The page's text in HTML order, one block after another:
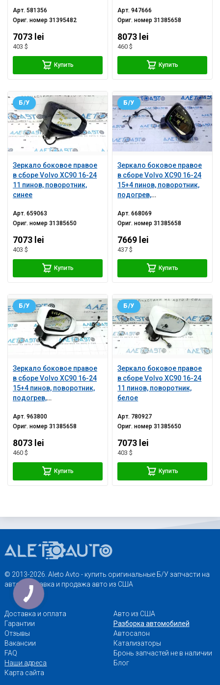
Арт.581356
Ориг. номер31395482
7073 lei
403 $
Купить
камера, белое, скол
Арт.947666
Ориг. номер31385658
8073 lei
460 $
Купить
Зеркало боковое правое
в сборе Volvo XC90 16-24
11 пинов, поворотник,
синее
Б/У
Арт.659063
Ориг. номер31385650
7073 lei
403 $
Купить
Зеркало боковое правое
в сборе Volvo XC90 16-24
15+4 пинов, поворотник,
подогрев,
камера, черная,
потрескан поворотник
Б/У
Арт.668069
Ориг. номер31385658
7669 lei
437 $
Купить
Зеркало боковое правое
в сборе Volvo XC90 16-24
15+4 пинов, поворотник,
подогрев,
камера, белое
Б/У
Арт.963800
Ориг. номер31385658
8073 lei
460 $
Купить
Зеркало боковое правое
в сборе Volvo XC90 16-24
11 пинов, поворотник,
белое
Б/У
Арт. 780927
Ориг. номер31385650
7073 lei
403 $
Купить
© 2013-2026. Aleto Avto - купить оригинальные Б/У запчасти на
авто. Доставка и продажа авто из США
Доставка и оплата
Гарантии
Отзывы
Вакансии
FAQ
Наши адреса
Карта сайта
Авто из США
Разборка автомобилей
Автосалон
Катализаторы
Бронь запчастей не в наличии
Блог